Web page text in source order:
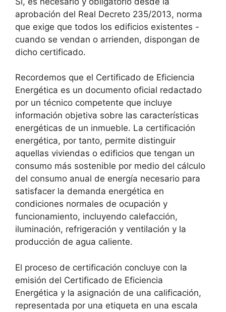
aprobación del Real Decreto 235/2013, norma
que exige que todos los edificios existentes -
cuando se vendan o arrienden, dispongan de
dicho certificado.
Recordemos que el Certificado de Eficiencia
Energética es un documento oficial redactado
por un técnico competente que incluye
información objetiva sobre las características
energéticas de un inmueble. La certificación
energética, por tanto, permite distinguir
aquellas viviendas o edificios que tengan un
consumo más sostenible por medio del cálculo
del consumo anual de energía necesario para
satisfacer la demanda energética en
condiciones normales de ocupación y
funcionamiento, incluyendo calefacción,
iluminación, refrigeración y ventilación y la
producción de agua caliente.
El proceso de certificación concluye con la
emisión del Certificado de Eficiencia
Energética y la asignación de una calificación,
representada por una etiqueta en una escala